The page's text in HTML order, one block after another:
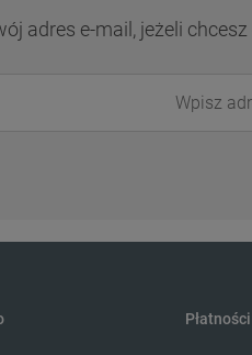
adres e-mail, jeżeli